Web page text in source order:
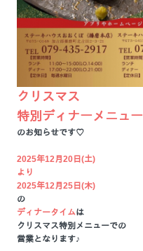
クリスマス
特別ディナーメニュー
のお知らせです♡
2025年12月20日(土)
より
2025年12月25日(木)
の
ディナータイムは
クリスマス特別メニューでの
営業となります♪